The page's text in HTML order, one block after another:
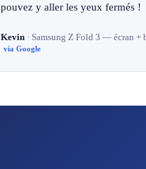
pouvez y aller les yeux fermés !
Kevin · Samsung Z Fold 3 — écran +
via Google